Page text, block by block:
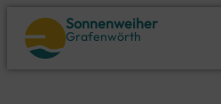
Sonnenweiher
Grafenwörth